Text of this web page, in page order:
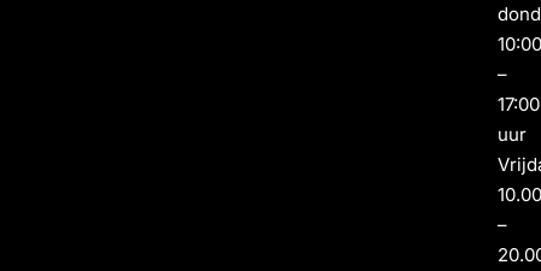
–
17:00
uur
–